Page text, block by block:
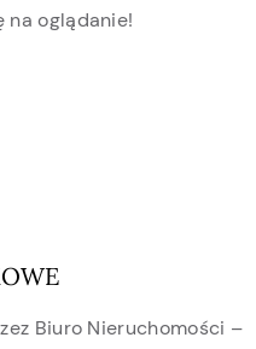
na oglądanie!
Biuro Nieruchomości –